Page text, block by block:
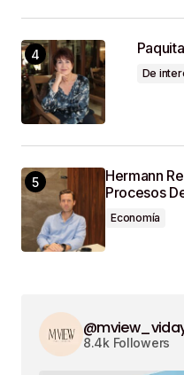
De
Hermann
Procesos
Economía
8.4k Followers